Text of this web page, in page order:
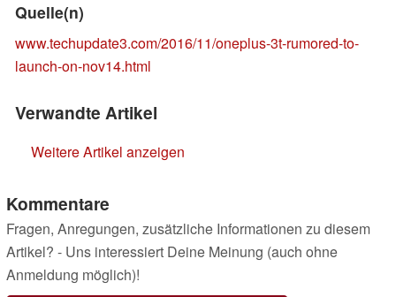
Quelle(n)
www.techupdate3.com/2016/11/oneplus-3t-rumored-to-
launch-on-nov14.html
Verwandte Artikel
Weitere Artikel anzeigen
Kommentare
Fragen, Anregungen, zusätzliche Informationen zu diesem
Artikel? - Uns interessiert Deine Meinung (auch ohne
Anmeldung möglich)!